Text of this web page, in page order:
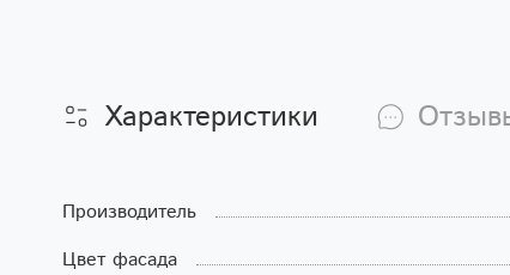
Характеристики
Производитель
Цвет фасада